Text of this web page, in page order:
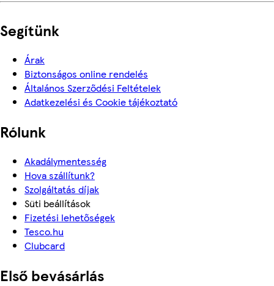
Segítünk
Árak
Biztonságos online rendelés
Általános Szerződési Feltételek
Adatkezelési és Cookie tájékoztató
Rólunk
Akadálymentesség
Hova szállítunk?
Szolgáltatás díjak
Süti beállítások
Fizetési lehetőségek
Tesco.hu
Clubcard
Első bevásárlás